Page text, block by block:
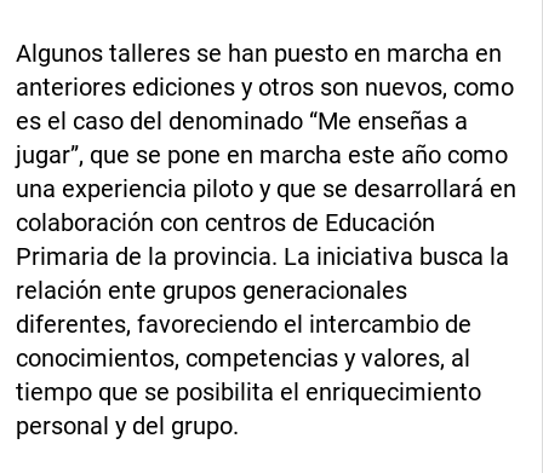
Algunos talleres se han puesto en marcha en
anteriores ediciones y otros son nuevos, como
es el caso del denominado “Me enseñas a
jugar”, que se pone en marcha este año como
una experiencia piloto y que se desarrollará en
colaboración con centros de Educación
Primaria de la provincia. La iniciativa busca la
relación ente grupos generacionales
diferentes, favoreciendo el intercambio de
conocimientos, competencias y valores, al
tiempo que se posibilita el enriquecimiento
personal y del grupo.